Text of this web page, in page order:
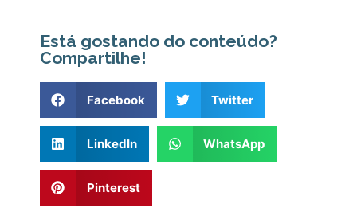
Está gostando do conteúdo?
Compartilhe!
Facebook Twitter
LinkedIn WhatsApp
Pinterest